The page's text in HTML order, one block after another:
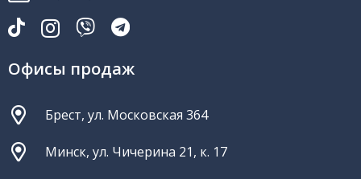
Офисы продаж
Брест, ул. Московская 364
Минск, ул. Чичерина 21, к. 17